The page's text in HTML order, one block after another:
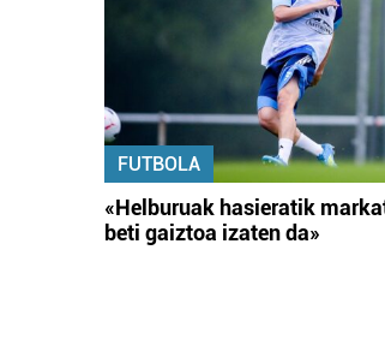
FUTBOLA
«Helburuak hasieratik
beti gaiztoa izaten da»